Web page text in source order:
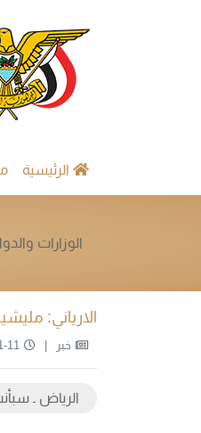
الرئيسية
الوزارات
الارياني:
خبر 11
الرياض ـ